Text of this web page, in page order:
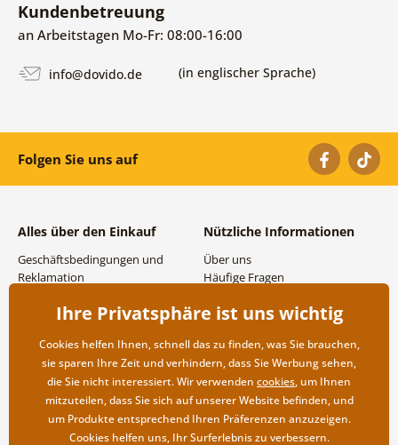
Kundenbetreuung
an Arbeitstagen Mo-Fr: 08:00-16:00
info@dovido.de (in englischer Sprache)
Folgen Sie uns auf
Alles über den Einkauf
Geschäftsbedingungen und
Reklamation
Versand- und
Rücksendung der Ware
Nützliche Informationen
Über uns
Häufige Fragen
Großhandel und
Ihre Privatsphäre ist uns wichtig
Cookies helfen Ihnen, schnell das zu finden, was Sie brauchen,
sie sparen Ihre Zeit und verhindern, dass Sie Werbung sehen,
die Sie nicht interessiert. Wir verwenden cookies, um Ihnen
mitzuteilen, dass Sie sich auf unserer Website befinden, und
um Produkte entsprechend Ihren Präferenzen anzuzeigen.
Cookies helfen uns, Ihr Surferlebnis zu verbessern.